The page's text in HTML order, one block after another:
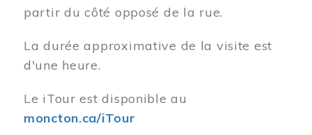
partir du côté opposé de la rue.
La durée approximative de la visite est
d'une heure.
Le iTour est disponible au
moncton.ca/iTour